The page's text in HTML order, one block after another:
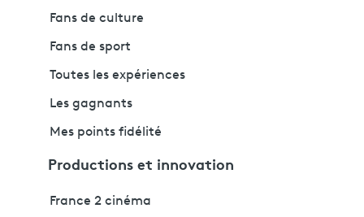
Fans de culture
Fans de sport
Toutes les expériences
Les gagnants
Mes points fidélité
Productions et innovation
France 2 cinéma